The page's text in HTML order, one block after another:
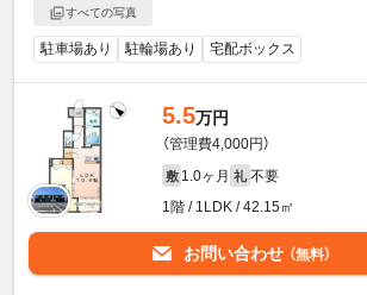
すべての写真
駐車場あり 駐輪場あり 宅配ボックス
5.5万円
（管理費4,000円）
敷 1.0ヶ月 礼 不要
1階 / 1LDK / 42.15㎡
お問い合わせ （無料）